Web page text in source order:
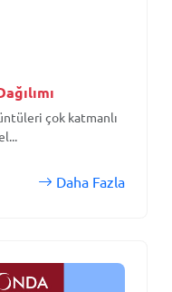
çok katmanlı
Daha Fazla